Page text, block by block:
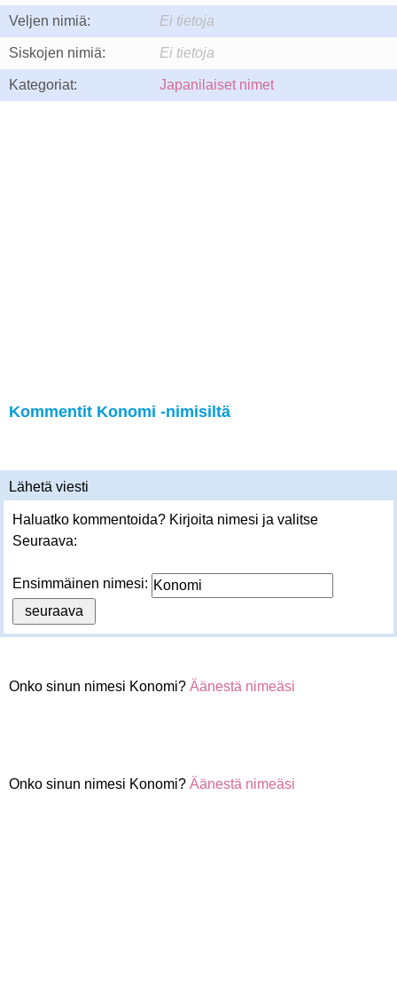
Veljen nimiä: Ei tietoja
Siskojen nimiä: Ei tietoja
Kategoriat: Japanilaiset nimet
Kommentit Konomi -nimisiltä
Lähetä viesti
Haluatko kommentoida? Kirjoita nimesi ja valitse
Seuraava:
Ensimmäinen nimesi:
Onko sinun nimesi Konomi? Äänestä nimeäsi
Onko sinun nimesi Konomi? Äänestä nimeäsi